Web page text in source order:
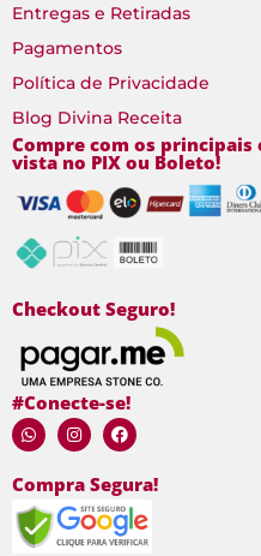
Entregas e Retiradas
Pagamentos
Política de Privacidade
Blog Divina Receita
Compre com os principais
vista no PIX ou Boleto!
Checkout Seguro!
#Conecte-se!
Compra Segura!